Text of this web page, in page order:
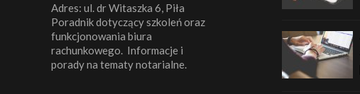
Adres: ul. dr Witaszka 6, Piła
Poradnik dotyczący szkoleń oraz
funkcjonowania biura
rachunkowego. Informacje i
porady na tematy notarialne.